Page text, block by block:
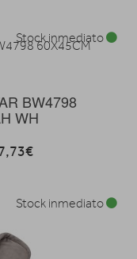
BW4798
WH
Stock inmediato
Stock inmediato